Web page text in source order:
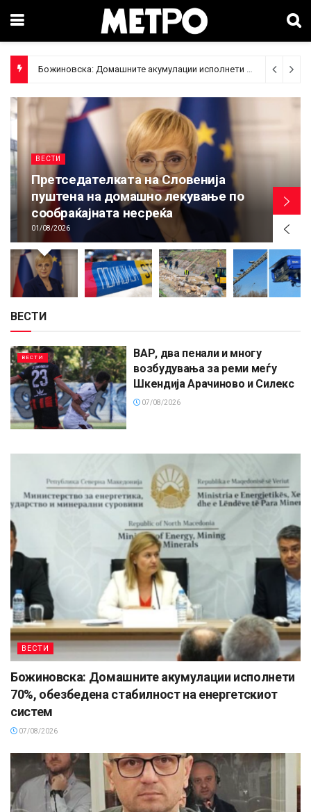
Божиновска: Домашните акумулации исполнети 70%, обезбедена стабилност на енергетскиот систем
ВЕСТИ
Претседателката на Словенија
пуштена на домашно лекување по
сообраќајната несреќа
01/08/2026
ВЕСТИ
ВЕСТИ
ВАР, два пенали и многу
возбудувања за реми меѓу
Шкендија Арачиново и Силекс
07/08/2026
ВЕСТИ
Божиновска: Домашните акумулации исполнети
70%, обезбедена стабилност на енергетскиот
систем
07/08/2026